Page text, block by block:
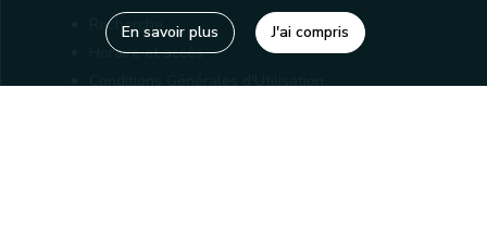
Recherche
Horaire et accès
Conditions Générales d'Utilisation
En savoir plus J'ai compris